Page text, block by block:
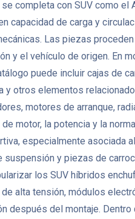
completa con SUV como
capacidad de carga y
Las piezas
el vehículo de origen. En
puede incluir cajas de
otros elementos
motores de arranque,
motor, la potencia y la
especialmente asociada
y piezas de
los SUV híbridos
alta tensión, módulos
después del montaje.